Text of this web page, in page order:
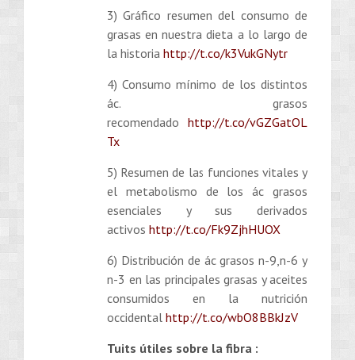
3) Gráfico resumen del consumo de
grasas en nuestra dieta a lo largo de
la historia http://t.co/k3VukGNytr
4) Consumo mínimo de los distintos
ác. grasos
recomendado http://t.co/vGZGatOL
Tx
5) Resumen de las funciones vitales y
el metabolismo de los ác grasos
esenciales y sus derivados
activos http://t.co/Fk9ZjhHUOX
6) Distribución de ác grasos n-9,n-6 y
n-3 en las principales grasas y aceites
consumidos en la nutrición
occidental http://t.co/wbO8BBkJzV
Tuits útiles sobre la fibra :